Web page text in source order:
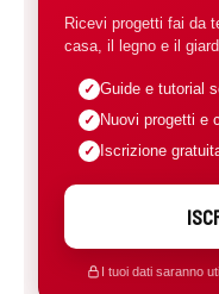
Ricevi progetti fai da
casa, il legno e il
Guide e tutorial
Nuovi progetti e
Iscrizione
I tuoi dati saranno